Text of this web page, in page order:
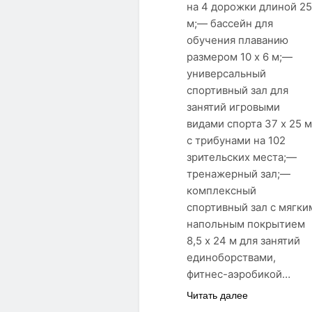
на 4 дорожки длиной 25
м;— бассейн для
обучения плаванию
размером 10 х 6 м;—
универсальный
спортивный зал для
занятий игровыми
видами спорта 37 х 25 м
с трибунами на 102
зрительских места;—
тренажерный зал;—
комплексный
спортивный зал с
напольным покрытием
8,5 х 24 м для занятий
единоборствами,
фитнес-аэробикой…
Читать далее